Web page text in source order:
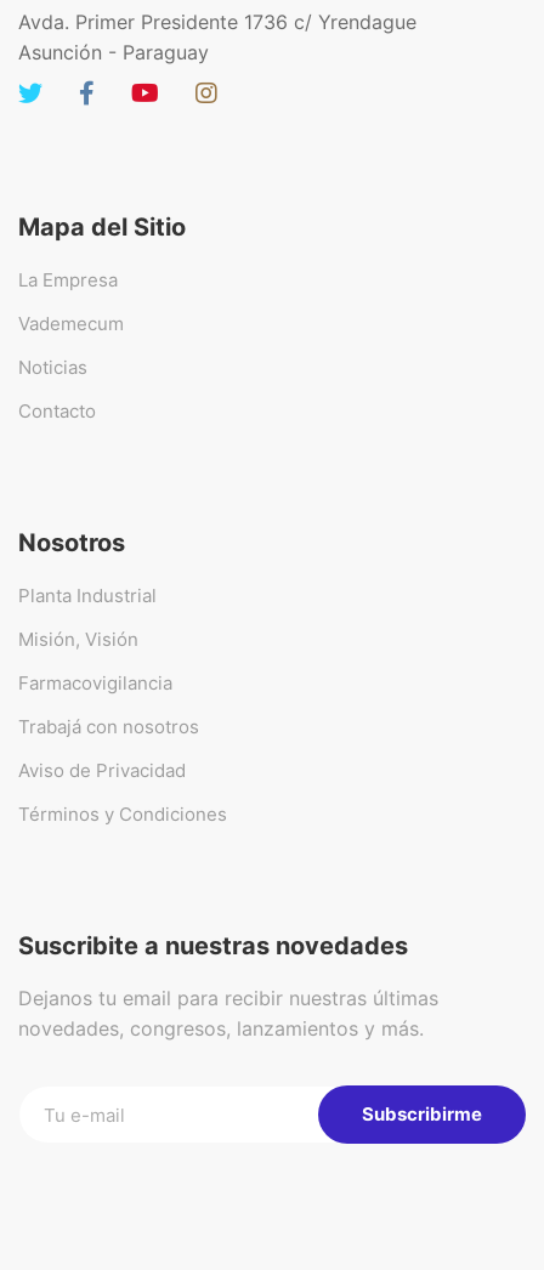
Avda. Primer Presidente 1736 c/ Yrendague
Asunción - Paraguay
Mapa del Sitio
La Empresa
Vademecum
Noticias
Contacto
Nosotros
Planta Industrial
Misión, Visión
Farmacovigilancia
Trabajá con nosotros
Aviso de Privacidad
Términos y Condiciones
Suscribite a nuestras novedades
Dejanos tu email para recibir nuestras últimas
novedades, congresos, lanzamientos y más.
Subscribirme